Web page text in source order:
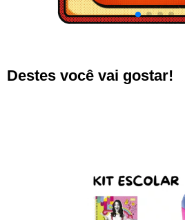
Destes você vai gostar!